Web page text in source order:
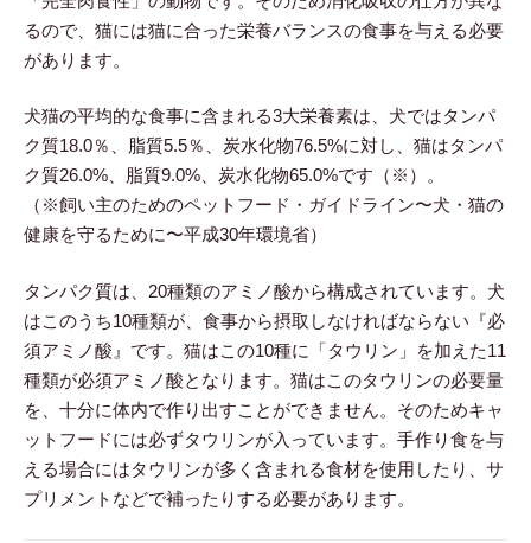
るので、猫には猫に合った栄養バランスの食事を与える必要
があります。
犬猫の平均的な食事に含まれる3大栄養素は、犬ではタンパ
ク質18.0％、脂質5.5％、炭水化物76.5%に対し、猫はタンパ
ク質26.0%、脂質9.0%、炭水化物65.0%です（※）。
（※飼い主のためのペットフード・ガイドライン〜犬・猫の
健康を守るために〜平成30年環境省）
タンパク質は、20種類のアミノ酸から構成されています。犬
はこのうち10種類が、食事から摂取しなければならない『必
須アミノ酸』です。猫はこの10種に「タウリン」を加えた11
種類が必須アミノ酸となります。猫はこのタウリンの必要量
を、十分に体内で作り出すことができません。そのためキャ
ットフードには必ずタウリンが入っています。手作り食を与
える場合にはタウリンが多く含まれる食材を使用したり、サ
プリメントなどで補ったりする必要があります。